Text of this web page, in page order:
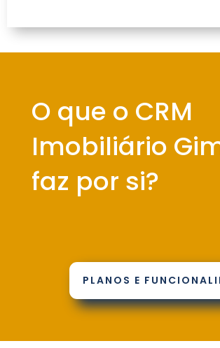
O que o CRM
Imobiliário
faz por si?
PLANOS E